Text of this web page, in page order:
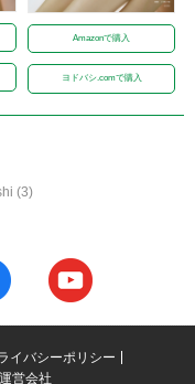
Amazonで購入
ヨドバシ.comで購入
(3)
イバシーポリシー
運営会社